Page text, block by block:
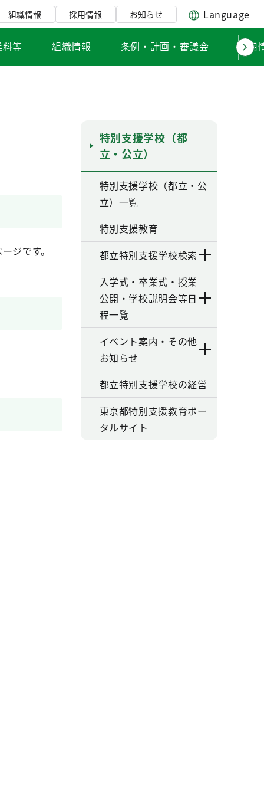
組織情報 採用情報 お知らせ Language
等 組織情報 条例・計画・審議会 採用
ジです。
特別支援学校（都
立・公立）
特別支援学校（都立・公
立）一覧
特別支援教育
都立特別支援学校検索
入学式・卒業式・授業
公開・学校説明会等日
程一覧
イベント案内・その他
お知らせ
都立特別支援学校の経営
東京都特別支援教育ポー
タルサイト